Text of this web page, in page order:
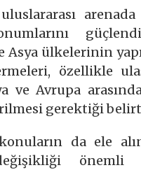
uluslararası
Asya ülkelerinin
özellikle
ve Avrupa
gerektiği
da ele
önemli